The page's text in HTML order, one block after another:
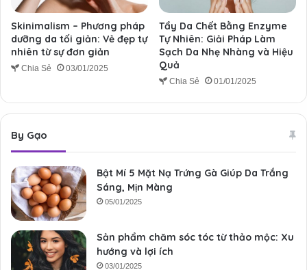
Skinimalism – Phương pháp
dưỡng da tối giản: Vẻ đẹp tự
nhiên từ sự đơn giản
Chia Sẻ 03/01/2025
Tẩy Da Chết Bằng Enzyme
Tự Nhiên: Giải Pháp Làm
Sạch Da Nhẹ Nhàng và Hiệu
Quả
Chia Sẻ 01/01/2025
By Gạo
Bật Mí 5 Mặt Nạ Trứng Gà Giúp Da Trắng
Sáng, Mịn Màng
05/01/2025
Sản phẩm chăm sóc tóc từ thảo mộc: Xu
hướng và lợi ích
03/01/2025